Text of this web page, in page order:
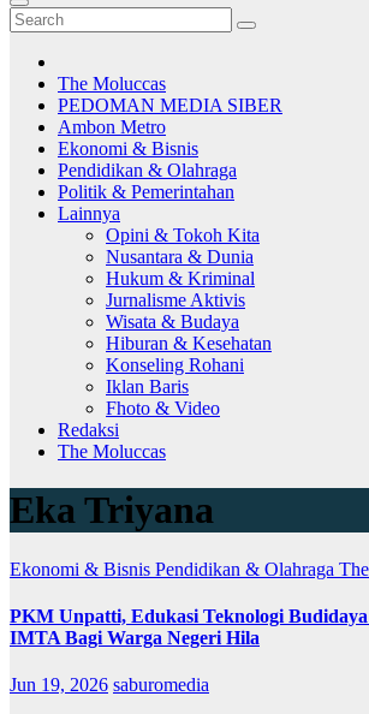
The Moluccas
PEDOMAN MEDIA SIBER
Ambon Metro
Ekonomi & Bisnis
Pendidikan & Olahraga
Politik & Pemerintahan
Lainnya
Opini & Tokoh Kita
Nusantara & Dunia
Hukum & Kriminal
Jurnalisme Aktivis
Wisata & Budaya
Hiburan & Kesehatan
Konseling Rohani
Iklan Baris
Fhoto & Video
Redaksi
The Moluccas
Eka Triyana
Ekonomi & Bisnis Pendidikan & Olahraga
PKM Unpatti, Edukasi Teknologi
IMTA Bagi Warga Negeri Hila
Jun 19, 2026 saburomedia